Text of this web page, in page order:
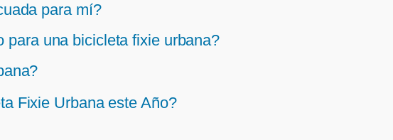
para mí?
para una bicicleta fixie urbana?
Fixie Urbana este Año?